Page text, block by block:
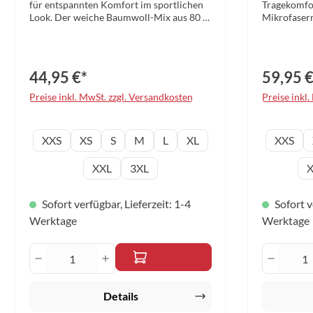
für entspannten Komfort im sportlichen
Look. Der weiche Baumwoll-Mix aus 80 %
Elastische Abschlüsse am Bund und an
den Ärmeln bieten guten Sitz, die
bequeme Passform viel
mit lässiger Logo-Positionierung passt zu
vielen Anlässen. Material: 80%
Baumwolle, 20% Polyester, functional
indoor fabrics FunktionsfaserGröße: 2XS
– 3XLFarbe: schwarz
44,95 €*
Preise inkl. MwSt. zzgl. Versandkosten
Konfektionsgröße auswählen
XXS XS S M L XL
XXL 3XL
Sofort verfügbar, Lieferzeit: 1-4
Werktage
Produkt Anzahl: Gib den
Details
100%
indoor fabrics
– 4XL
59,95
Preise inkl.
XXS
Sofort
Werktage